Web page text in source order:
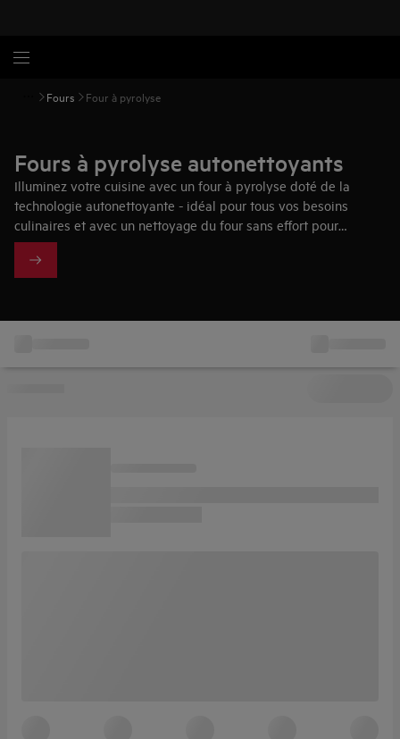
Fours Four à pyrolyse
Fours à pyrolyse autonettoyants
Illuminez votre cuisine avec un four à pyrolyse doté de la
technologie autonettoyante - idéal pour tous vos besoins
culinaires et avec un nettoyage du four sans effort pour
éliminer les graisses sans utiliser de produits chimiques ou
d'eau.